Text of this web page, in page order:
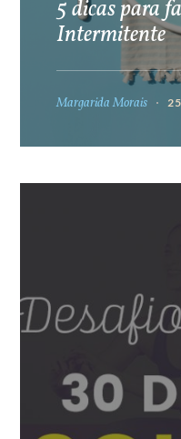
5 dicas para
Intermitente
Margarida Morais